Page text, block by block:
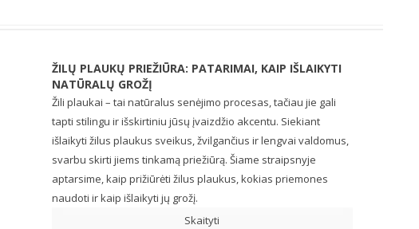
ŽILŲ PLAUKŲ PRIEŽIŪRA: PATARIMAI, KAIP IŠLAIKYTI
NATŪRALŲ GROŽĮ
Žili plaukai – tai natūralus senėjimo procesas, tačiau jie gali
tapti stilingu ir išskirtiniu jūsų įvaizdžio akcentu. Siekiant
išlaikyti žilus plaukus sveikus, žvilgančius ir lengvai valdomus,
svarbu skirti jiems tinkamą priežiūrą. Šiame straipsnyje
aptarsime, kaip prižiūrėti žilus plaukus, kokias priemones
naudoti ir kaip išlaikyti jų grožį.
Skaityti